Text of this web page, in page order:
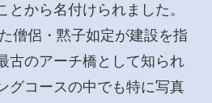
とから名付けられました。
僧侶・黙子如定が建設を指
古のアーチ橋として知られ
グコースの中でも特に写真